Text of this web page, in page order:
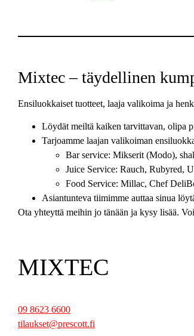
Mixtec – täydellinen
Ensiluokkaiset tuotteet, laaja valikoima ja
Löydät meiltä kaiken tarvittavan, olipa
Tarjoamme laajan valikoiman
Bar service: Mikserit (Modo),
Juice Service: Rauch, Rubyred,
Food Service: Millac, Chef
Asiantunteva tiimimme auttaa sinua
Ota yhteyttä meihin jo tänään ja kysy lisää.
MIXTEC
09 8623 6600
tilaukset@prescott.fi